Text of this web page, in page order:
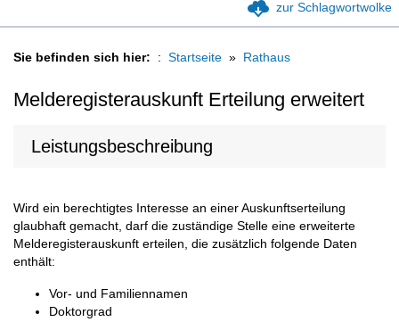
zur Schlagwortwolke
Sie befinden sich hier: Startseite Rathaus
Melderegisterauskunft Erteilung erweitert
Leistungsbeschreibung
Wird ein berechtigtes Interesse an einer Auskunftserteilung
glaubhaft gemacht, darf die zuständige Stelle eine erweiterte
Melderegisterauskunft erteilen, die zusätzlich folgende Daten
enthält:
Vor- und Familiennamen
Doktorgrad